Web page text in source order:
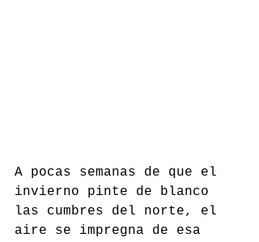
A pocas semanas de que el
invierno pinte de blanco
las cumbres del norte, el
aire se impregna de esa